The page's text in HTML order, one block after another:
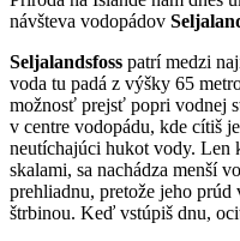
návšteva vodopádov
Seljalandsfoss patrí medzi
voda tu padá z výšky 65
možnosť prejsť popri vodnej
v centre vodopádu, kde cítiš
neutíchajúci hukot vody. Len
skalami, sa nachádza menší
prehliadnu, pretože jeho prúd
štrbinou. Keď vstúpiš dnu,